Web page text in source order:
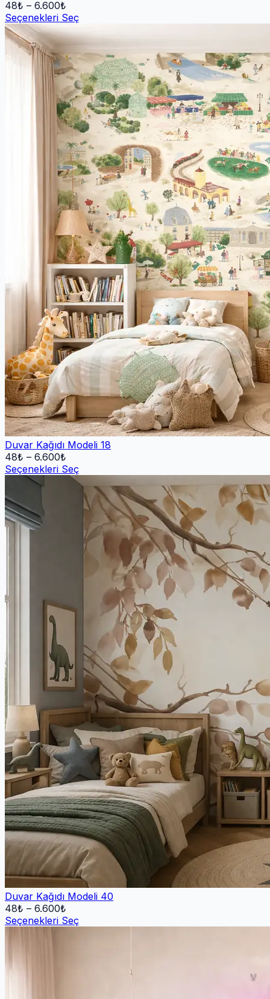
48₺ – 6.600₺
Seçenekleri Seç
Duvar Kağıdı Modeli 18
48₺ – 6.600₺
Seçenekleri Seç
Duvar Kağıdı Modeli 40
48₺ – 6.600₺
Seçenekleri Seç